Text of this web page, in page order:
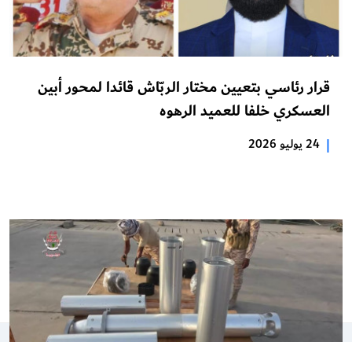
قرار رئاسي بتعيين مختار الربّاش قائدا لمحور أبين
العسكري خلفا للعميد الرهوه
| 24 يوليو 2026